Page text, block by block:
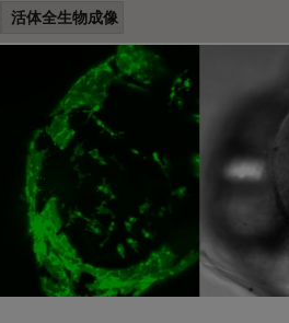
活体全生物成像